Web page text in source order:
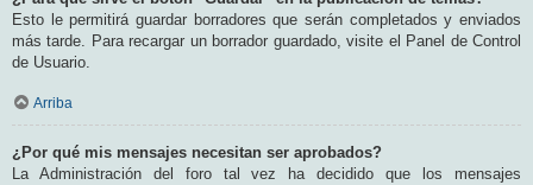
Esto le permitirá guardar borradores que serán completados y enviados
más tarde. Para recargar un borrador guardado, visite el Panel de Control
de Usuario.
Arriba
¿Por qué mis mensajes necesitan ser aprobados?
La Administración del foro tal vez ha decidido que los mensajes